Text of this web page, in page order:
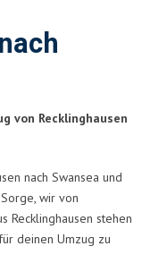
von Recklinghausen
nach Swansea und
wir von
Recklinghausen stehen
deinen Umzug zu